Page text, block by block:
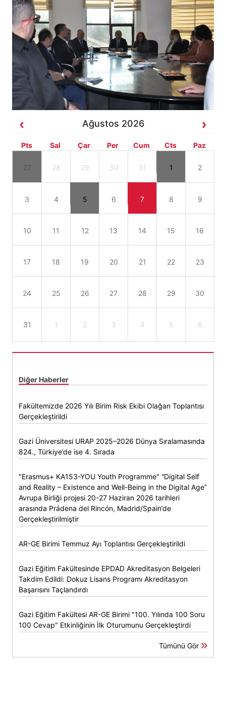
Ağustos 2026
Pts Sal Çar Per Cum Cts Paz
27 28 29 30 31 1 2
3 4 5 6 7 8 9
10 11 12 13 14 15 16
17 18 19 20 21 22 23
24 25 26 27 28 29 30
31 1 2 3 4 5 6
Diğer Haberler
Fakültemizde 2026 Yılı Birim Risk Ekibi Olağan Toplantısı
Gerçekleştirildi
Gazi Üniversitesi URAP 2025–2026 Dünya Sıralamasında
824., Türkiye’de ise 4. Sırada
"Erasmus+ KA153-YOU Youth Programme" “Digital Self
and Reality – Existence and Well-Being in the Digital Age”
Avrupa Birliği projesi 20-27 Haziran 2026 tarihleri
arasında Prádena del Rincón, Madrid/Spain’de
Gerçekleştirilmiştir
AR-GE Birimi Temmuz Ayı Toplantısı Gerçekleştirildi
Gazi Eğitim Fakültesinde EPDAD Akreditasyon Belgeleri
Takdim Edildi: Dokuz Lisans Programı Akreditasyon
Başarısını Taçlandırdı
Gazi Eğitim Fakültesi AR-GE Birimi "100. Yılında 100 Soru
100 Cevap" Etkinliğinin İlk Oturumunu Gerçekleştirdi
Tümünü Gör